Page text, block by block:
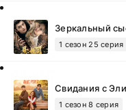
Зеркальный
1 сезон 25 серия
Свидания с
1 сезон 8 серия